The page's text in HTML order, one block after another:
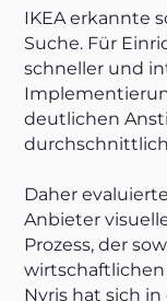
IKEA erkannte
Suche. Für
schneller und
deutlichen
Daher
Anbieter
Prozess, der
Nyris hat sich